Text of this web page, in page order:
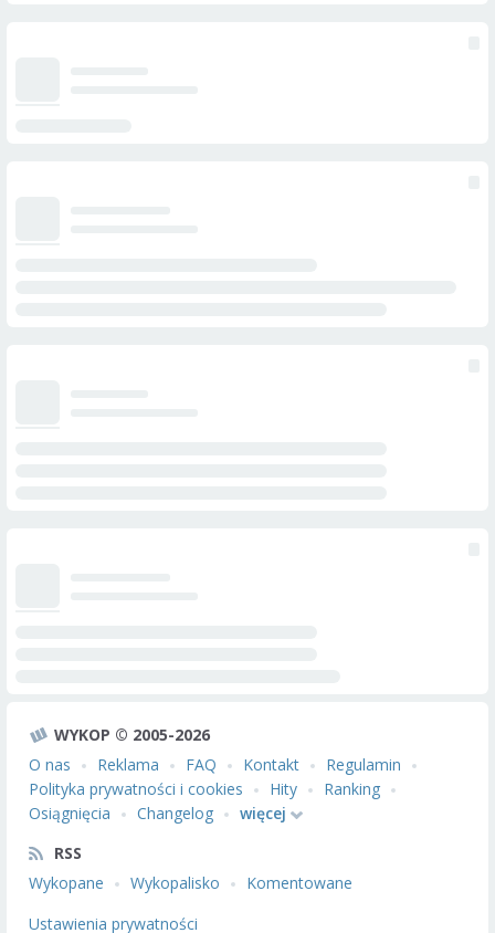
WYKOP © 2005-2026
O nas
Reklama FAQ Kontakt
Regulamin
Polityka prywatności i cookies
Hity
Ranking
Osiągnięcia
Changelog
więcej
RSS
Wykopane
Wykopalisko
Komentowane
Ustawienia prywatności